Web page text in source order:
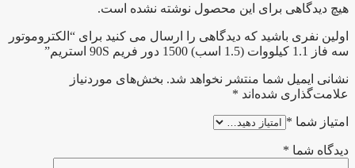
هیچ دیدگاهی برای این محصول نوشته نشده است.
اولین نفری باشید که دیدگاهی را ارسال می کنید برای “الکتروموتور
سه فاز 1.1 کیلووات (1.5 اسب) 1500 دور فریم 90S استریم”
نشانی ایمیل شما منتشر نخواهد شد. بخش‌های موردنیاز
علامت‌گذاری شده‌اند *
امتیاز شما *
دیدگاه شما *